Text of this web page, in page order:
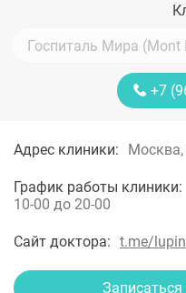
+7
Адрес клиники: Москва,
График работы клиники:
10-00 до 20-00
Сайт доктора: t.me/